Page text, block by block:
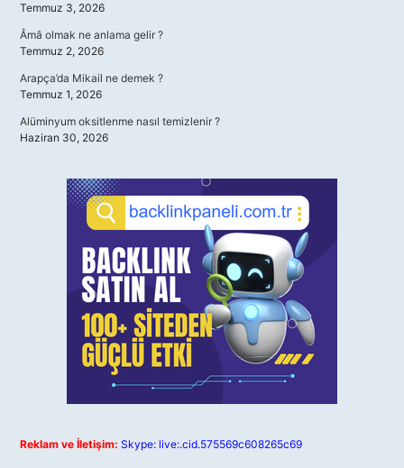
Temmuz 3, 2026
Âmâ olmak ne anlama gelir ?
Temmuz 2, 2026
Arapça’da Mikail ne demek ?
Temmuz 1, 2026
Alüminyum oksitlenme nasıl temizlenir ?
Haziran 30, 2026
Reklam ve İletişim: Skype: live:.cid.575569c608265c69